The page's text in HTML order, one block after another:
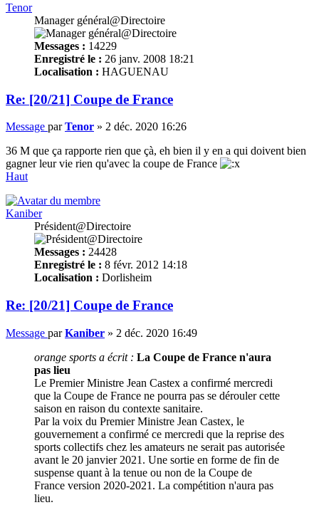
Tenor
Manager général@Directoire
Messages : 14229
Enregistré le : 26 janv. 2008 18:21
Localisation : HAGUENAU
Re: [20/21] Coupe de France
Message parTenor » 2 déc. 2020 16:26
36 M que ça rapporte rien que çà, eh bien il y en a qui doivent bien
gagner leur vie rien qu'avec la coupe de France
Haut
Kaniber
Président@Directoire
Messages : 24428
Enregistré le : 8 févr. 2012 14:18
Localisation : Dorlisheim
Re: [20/21] Coupe de France
Message parKaniber » 2 déc. 2020 16:49
orange sports a écrit : La Coupe de France n'aura
pas lieu
Le Premier Ministre Jean Castex a confirmé mercredi
que la Coupe de France ne pourra pas se dérouler cette
saison en raison du contexte sanitaire.
Par la voix du Premier Ministre Jean Castex, le
gouvernement a confirmé ce mercredi que la reprise des
sports collectifs chez les amateurs ne serait pas autorisée
avant le 20 janvier 2021. Une sortie en forme de fin de
suspense quant à la tenue ou non de la Coupe de
France version 2020-2021. La compétition n'aura pas
lieu.